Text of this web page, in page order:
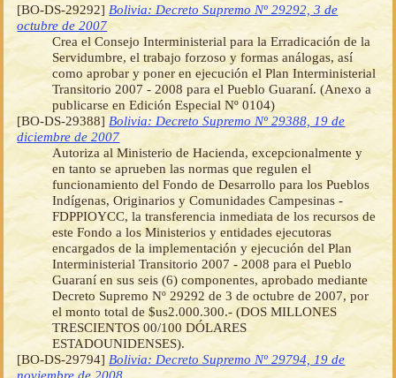
[BO-DS-29292] Bolivia: Decreto Supremo Nº 29292, 3 de
octubre de 2007
Crea el Consejo Interministerial para la Erradicación de la
Servidumbre, el trabajo forzoso y formas análogas, así
como aprobar y poner en ejecución el Plan Interministerial
Transitorio 2007 - 2008 para el Pueblo Guaraní. (Anexo a
publicarse en Edición Especial Nº 0104)
[BO-DS-29388] Bolivia: Decreto Supremo Nº 29388, 19 de
diciembre de 2007
Autoriza al Ministerio de Hacienda, excepcionalmente y
en tanto se aprueben las normas que regulen el
funcionamiento del Fondo de Desarrollo para los Pueblos
Indígenas, Originarios y Comunidades Campesinas -
FDPPIOYCC, la transferencia inmediata de los recursos de
este Fondo a los Ministerios y entidades ejecutoras
encargados de la implementación y ejecución del Plan
Interministerial Transitorio 2007 - 2008 para el Pueblo
Guaraní en sus seis (6) componentes, aprobado mediante
Decreto Supremo Nº 29292 de 3 de octubre de 2007, por
el monto total de $us2.000.300.- (DOS MILLONES
TRESCIENTOS 00/100 DÓLARES
ESTADOUNIDENSES).
[BO-DS-29794] Bolivia: Decreto Supremo Nº 29794, 19 de
noviembre de 2008